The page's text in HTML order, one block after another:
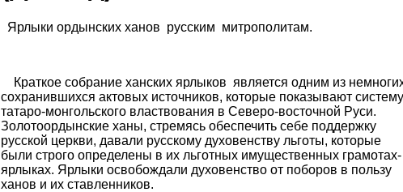
Ярлыки ордынских ханов русским митрополитам.
Краткое собрание ханских ярлыков является одним из
сохранившихся актовых источников, которые показывают систему
татаро-монгольского властвования в Северо-восточной Руси.
Золотоордынские ханы, стремясь обеспечить себе поддержку
русской церкви, давали русскому духовенству льготы, которые
были строго определены в их льготных имущественных грамотах-
ярлыках. Ярлыки освобождали духовенство от поборов в пользу
ханов и их ставленников.